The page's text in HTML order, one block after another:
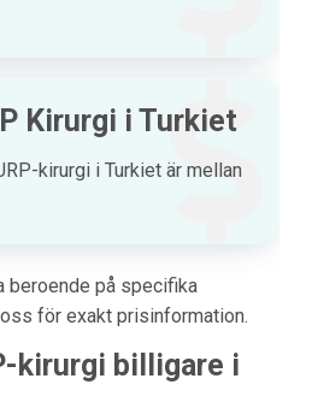
Kirurgi i Turkiet
kirurgi i Turkiet är mellan
beroende på specifika
för exakt prisinformation.
kirurgi billigare i